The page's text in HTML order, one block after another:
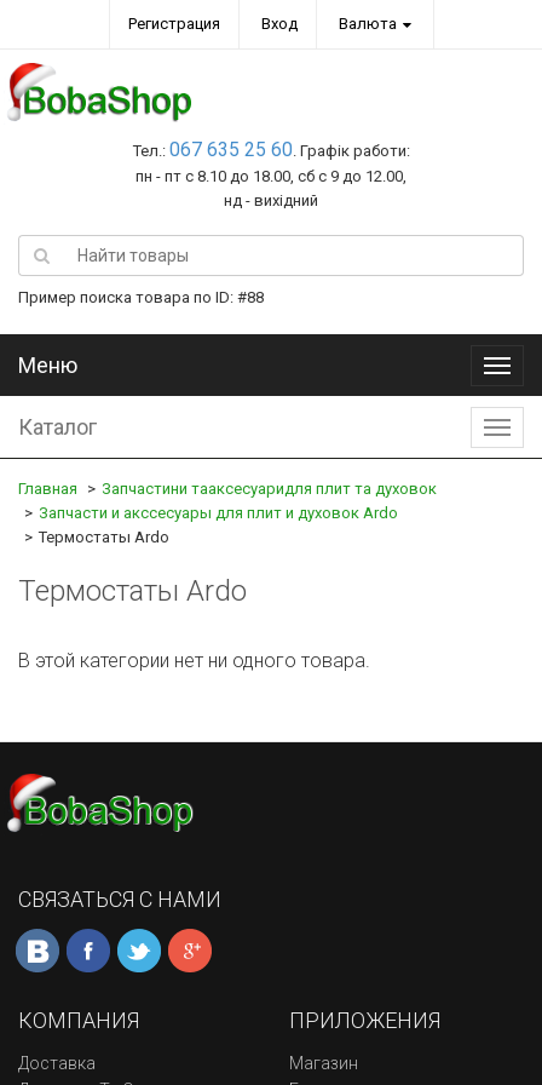
Регистрация Вход Валюта
Тел.: 067 635 25 60. Графік работи:
пн - пт с 8.10 до 18.00, сб с 9 до 12.00,
нд - вихідний
Пример поиска товара по ID: #88
Меню
Меню
Каталог
Главная
Запчастини тааксесуаридля плит та духовок
Запчасти и акссесуары для плит и духовок Ardo
Термостаты Ardo
Термостаты Ardo
В этой категории нет ни одного товара.
СВЯЗАТЬСЯ С НАМИ
КОМПАНИЯ
Доставка
ПРИЛОЖЕНИЯ
Магазин